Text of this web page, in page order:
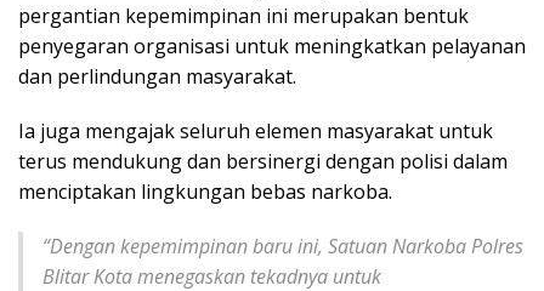
pergantian kepemimpinan ini merupakan bentuk
penyegaran organisasi untuk meningkatkan pelayanan
dan perlindungan masyarakat.
Ia juga mengajak seluruh elemen masyarakat untuk
terus mendukung dan bersinergi dengan polisi dalam
menciptakan lingkungan bebas narkoba.
“Dengan kepemimpinan baru ini, Satuan Narkoba Polres
Blitar Kota menegaskan tekadnya untuk